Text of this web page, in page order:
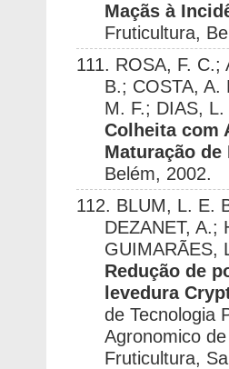
Maçãs à
Fruticultura,
111. ROSA, F. C.;
B.; COSTA, A.
M. F.; DIAS,
Colheita com
Maturação de
Belém, 2002.
112. BLUM, L. E.
DEZANET, A.;
GUIMARÃES,
Redução de
levedura
de Tecnologia
Agronomico
Fruticultura,